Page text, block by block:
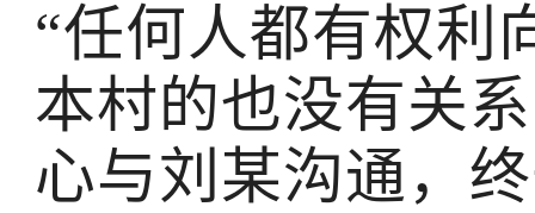
“任何人都有权利
本村的也没有关
心与刘某沟通，